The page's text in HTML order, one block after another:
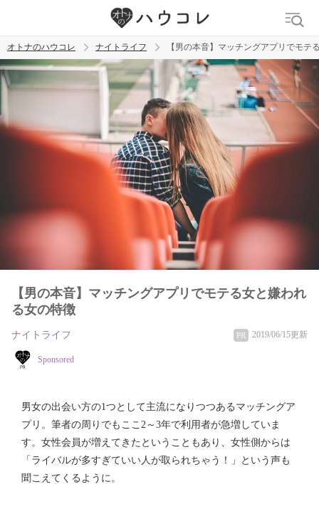
トレンド ワード
ラブグッズ 乳首 吸うやつ
オトナのハウコレ ナイトライフ 【男の本音】マッチングアプリでモテ
【男の本音】マッチングアプリでモテる女と嫌われ
る女の特徴
ナイトライフ PR 2019/06/15更新
Sponsored
男女の出会い方の1つとして主流になりつつあるマッチングア
プリ。筆者の周りでもここ2～3年で利用者が急増していま
す。女性会員が増えてきたということもあり、女性側からは
「ライバルが多すぎていい人が取られちゃう！」という声も
聞こえてくるように。